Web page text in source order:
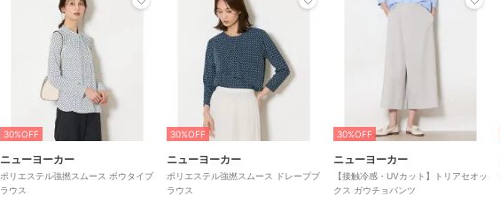
30%OFF
ニューヨーカー
ポリエステル強撚スムース ボウタイブ
ラウス
30%OFF
ニューヨーカー
ポリエステル強撚スムース ドレープブ
ラウス
30%OFF
ニューヨーカー
【接触冷感・UVカット】トリアセオッ
クス ガウチョパンツ